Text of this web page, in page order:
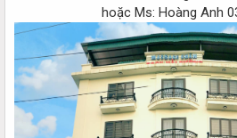
hoặc Ms: Hoàng Anh